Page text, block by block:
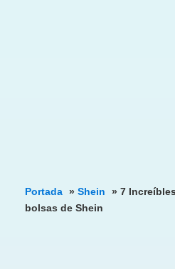
Portada » Shein » 7
bolsas de Shein